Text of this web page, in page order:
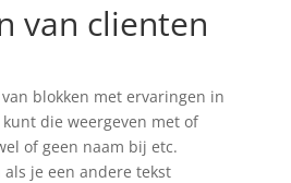
van clienten
blokken met ervaringen in
kunt die weergeven met of
of geen naam bij etc.
je een andere tekst